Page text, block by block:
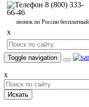
8 (800) 333-
66-46
звонок по России бесплатный
x
Toggle navigation
x
Искать